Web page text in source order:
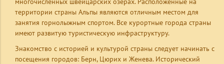
территории страны Альпы являются отличным местом для
занятия горнолыжным спортом. Все курортные города страны
имеют развитую туристическую инфраструктуру.
Знакомство с историей и культурой страны следует начинать с
посещения городов: Берн, Цюрих и Женева. Исторический